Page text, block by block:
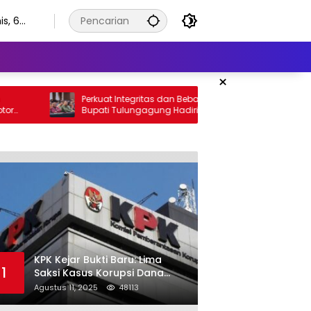
6
×
Perkuat Integritas dan Bebas Korupsi, Plt.
Bupati Tulungagung Hadiri Rakor
Antikorupsi di Grahadi
1
KPK Kejar Bukti Baru: Lima
Saksi Kasus Korupsi Dana
Hibah Jatim Diperiksa di
Trenggalek
Agustus 11, 2025 48113